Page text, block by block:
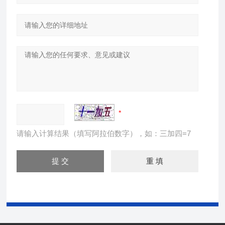
请输入计算结果（填写阿拉伯数字），如：三加四=7